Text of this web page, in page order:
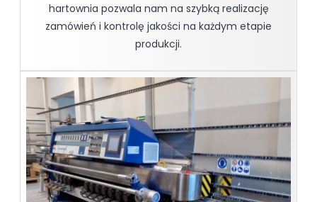
hartownia pozwala nam na szybką realizację
zamówień i kontrolę jakości na każdym etapie
produkcji.